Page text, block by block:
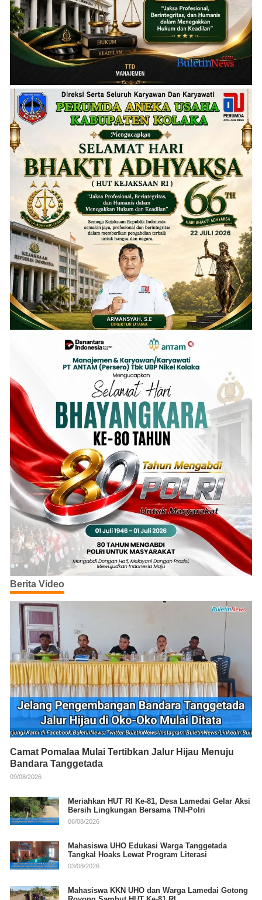
Berita Video
Camat Pomalaa Mulai Tertibkan Jalur Hijau Menuju
Bandara Tanggetada
09/08/2026
Meriahkan HUT RI Ke-81, Desa Lamedai Gelar Aksi
Bersih Lingkungan Bersama TNI-Polri
06/08/2026
Mahasiswa UHO Edukasi Warga Tanggetada
Tangkal Hoaks Lewat Program Literasi
03/08/2026
Mahasiswa KKN UHO dan Warga Lamedai Gotong